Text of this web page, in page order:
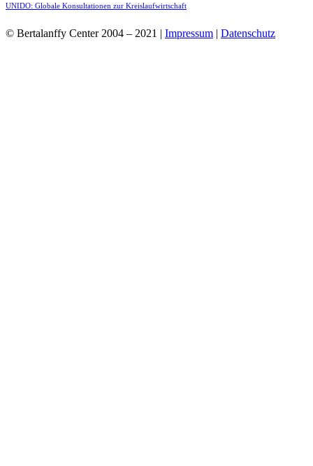
UNIDO: Globale Konsultationen zur Kreislaufwirtschaft
© Bertalanffy Center 2004 – 2021 | Impressum | Datenschutz